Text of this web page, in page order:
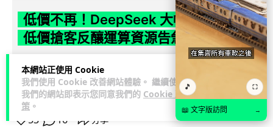
本網站正使用 Cookie
我們使用 Cookie 改善網站體驗。 繼續使用
我們的網站即表示您同意我們的 Cookie 政
策 。
低價不再！DeepSeek 大幅加價在即
低價搶客反釀運算資源告急
DeepSeek 因低價策略掀起需求熱潮，運算資源不勝負荷，官
方於 8 月 6 日宣布即將大幅上調 API 收費，惟未公布具體加
幅。事件與... 閱讀全文
53 16 分享
🎵 ⛶
📖 文字版訪問 →